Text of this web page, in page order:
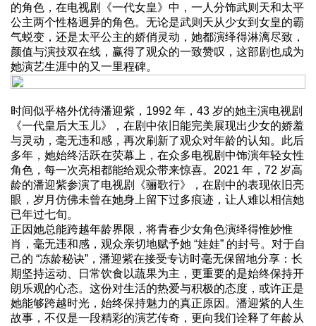
的角色，在电视剧《一代女皇》中，一人分饰武则天和太平
公主两个性格迥异的角色。无论是武则天从少女到女皇的霸
气蜕变，还是太平公主的娇俏灵动，她都演绎得淋漓尽致，
颜值与演技双在线，赢得了观众的一致赞叹，这部剧也成为
她演艺生涯中的又一里程碑。
时间似乎格外优待潘迎紫，1992 年，43 岁的她主演电视剧
《一代皇后大玉儿》，在剧中依旧能完美展现出少女的娇羞
与灵动，毫无违和感，再次刷新了观众对年龄的认知。此后
多年，她始终活跃在荧幕上，在众多电视剧中饰演年轻女性
角色，每一次亮相都能给观众带来惊喜。2021 年，72 岁高
龄的潘迎紫参演了电视剧《骊歌行》，在剧中的表现依旧亮
眼，岁月仿佛未曾在她身上留下过多痕迹，让人难以相信她
已年过七旬。
正因她总能跨越年龄界限，将青春少女角色演绎得惟妙惟
肖，毫无违和感，观众亲切地赋予她 “娃娃” 的封号。对于自
己的 “冻龄秘诀”，潘迎紫在接受专访时毫无保留地分享：长
期坚持运动、日常饮食以蔬果为主，更重要的是始终保持开
朗乐观的心态。这份对生活的热爱与积极的态度，或许正是
她能够跨越时光，始终保持魅力的真正原因。潘迎紫的人生
故事，不仅是一段精彩的演艺传奇，更向我们诠释了年龄从